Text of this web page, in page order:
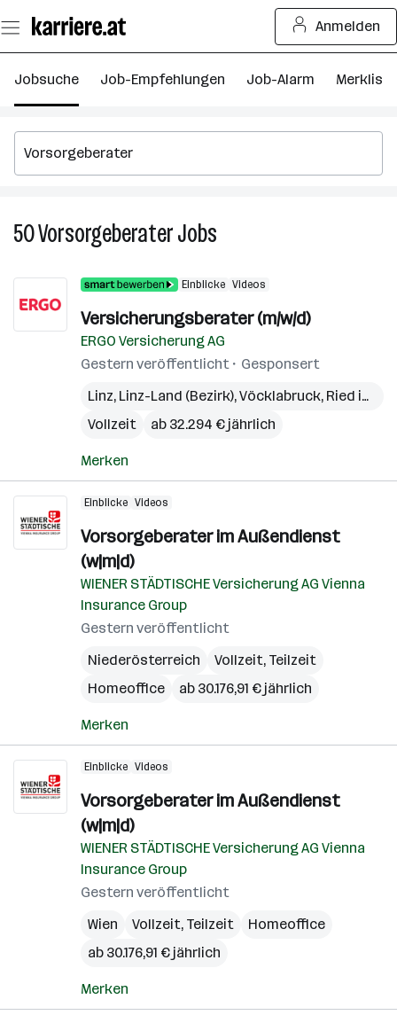
Seiteninhalt
springen
Anmelden
Jobsuche Job-Empfehlungen Job-Alarm Merkliste
50VorsorgeberaterJobs
Einblicke Videos
Versicherungsberater (m/w/d)
ERGO Versicherung AG
Gestern veröffentlicht
Gesponsert
Linz, Linz-Land (Bezirk),Vöcklabruck, Ried im Innkreis
Vollzeit
ab 32.294 € jährlich
Merken
Einblicke Videos
Vorsorgeberater im Außendienst
(w|m|d)
WIENER STÄDTISCHE Versicherung AG Vienna
Insurance Group
Gestern veröffentlicht
Niederösterreich
Vollzeit, Teilzeit
Homeoffice
ab 30.176,91 € jährlich
Merken
Einblicke Videos
Vorsorgeberater im Außendienst
(w|m|d)
WIENER STÄDTISCHE Versicherung AG Vienna
Insurance Group
Gestern veröffentlicht
Wien
Vollzeit, Teilzeit
Homeoffice
ab 30.176,91 € jährlich
Merken